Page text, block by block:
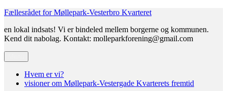
Videre
indhold
Fællesrådet for Møllepark-Vesterbro Kvarteret
en lokal indsats! Vi er bindeled mellem borgerne og kommunen.
Kend dit nabolag. Kontakt: molleparkforening@gmail.com
Hvem er vi?
visioner om Møllepark-Vestergade Kvarterets fremtid